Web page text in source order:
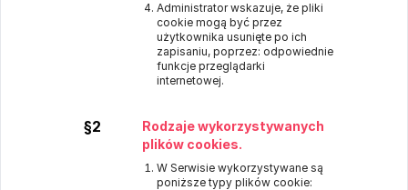
Administrator wskazuje, że pliki
cookie mogą być przez
użytkownika usunięte po ich
zapisaniu, poprzez: odpowiednie
funkcje przeglądarki
internetowej.
§2
Rodzaje wykorzystywanych
plików cookies.
W Serwisie wykorzystywane są
poniższe typy plików cookie: